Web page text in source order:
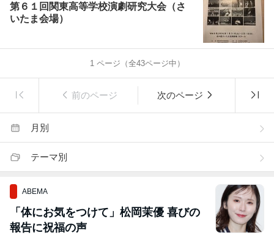
第６１回関東高等学校演劇研究大会（さ
いたま会場）
1ページ（全43ページ中）
前のページ 次のページ
月別
テーマ別
ABEMA
「体にお気をつけて」松岡茉優 喜びの
報告に祝福の声